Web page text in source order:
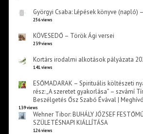
Györgyi Csaba: Lépések könyve (napló)
256 views
KÖVESEDŐ – Török Ági versei
239 views
Kortárs irodalmi alkotások pályázata
141 views
ESŐMADARAK – Spirituális költészeti
rész: „A szeretet gyakorlása” – szvámí
Beszélgetés Ősz Szabó Évával | Meghívó
139 views
Wehner Tibor: BUHÁLY JÓZSEF
SZÜLETÉSNAPI KIÁLLÍTÁSA
126 views